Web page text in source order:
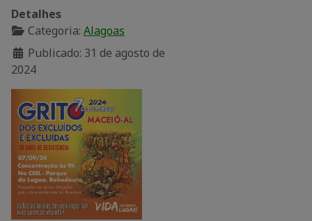
Detalhes
Categoria: Alagoas
Publicado: 31 de agosto de
2024